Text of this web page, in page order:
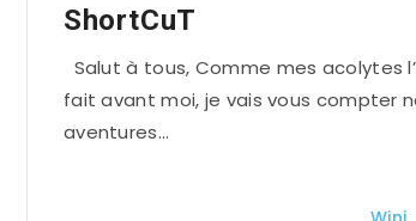
ShortCuT
Salut à tous, Comme mes acolytes
fait avant moi, je vais vous compter
aventures…